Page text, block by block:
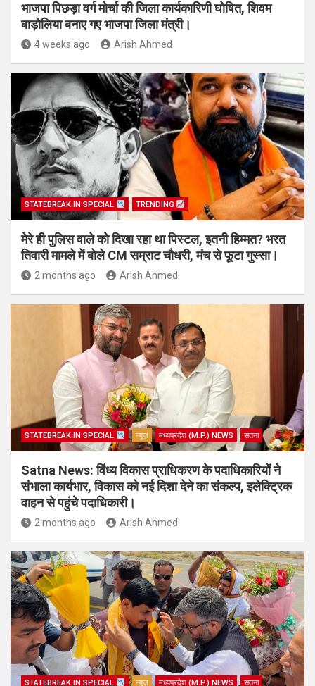
भाजपा पिछड़ा वर्ग मोर्चा की जिला कार्यकारिणी घोषित, शिवम
बाड़ोलिया बनाए गए भाजपा जिला मंत्री।
4 weeks ago Arish Ahmed
STATEBREAK.IN SPECIAL TRENDING
मेरे ही पुलिस वाले को दिखा रहा था पिस्टल, इतनी हिम्मत? भरत
तिवारी मामले में बोले CM सम्राट चौधरी, मंच से फूटा गुस्सा।
2 months ago Arish Ahmed
STATEBREAK.IN SPECIAL न्यूज़ मध्यप्रदेश (M.P.) NEWS सतना
Satna News: विंध्य विकास प्राधिकरण के पदाधिकारियों ने
संभाला कार्यभार, विकास को नई दिशा देने का संकल्प, इलेक्ट्रिक
वाहन से पहुंचे पदाधिकारी।
2 months ago Arish Ahmed
STATEBREAK.IN SPECIAL न्यूज़ मध्यप्रदेश (M.P.) NEWS सतना